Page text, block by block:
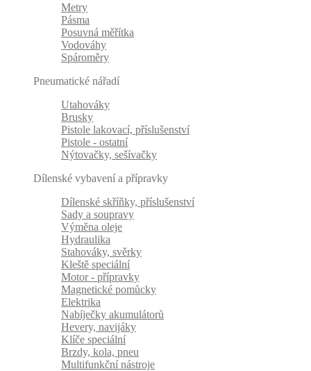
Metry
Pásma
Posuvná měřítka
Vodováhy
Spároměry
Pneumatické nářadí
Utahováky
Brusky
Pistole lakovací, příslušenství
Pistole - ostatní
Nýtovačky, sešívačky
Dílenské vybavení a přípravky
Dílenské skříňky, příslušenství
Sady a soupravy
Výměna oleje
Hydraulika
Stahováky, svěrky
Kleště speciální
Motor - přípravky
Magnetické pomůcky
Elektrika
Nabíječky akumulátorů
Hevery, navijáky
Klíče speciální
Brzdy, kola, pneu
Multifunkční nástroje